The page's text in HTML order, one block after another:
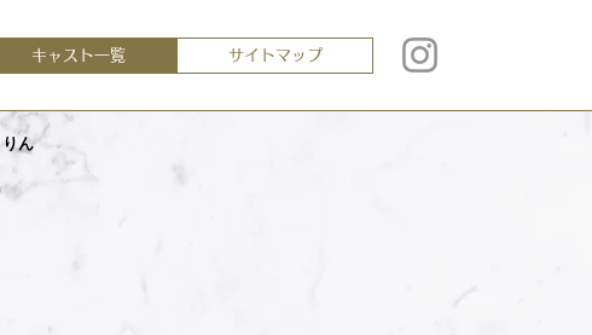
キャスト一覧 サイトマップ
りん